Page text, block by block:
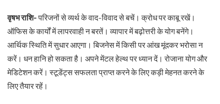
वृषभ राशि-परिजनों से व्यर्थ के वाद-विवाद से बचें। क्रोध पर काबू रखें।
ऑफिस के कार्यों में लापरवाही न बरतें। व्यापार में बढ़ोत्तरी के योग बनेंगे।
आर्थिक स्थिति में सुधार आएगा। बिजनेस में किसी पर आंख मूंदकर भरोसा न
करें। धन हानि हो सकता है। अपने मेंटल हेल्थ पर ध्यान दें। रोजाना योग और
मेडिटेशन करें। स्टूडेंट्स सफलता प्राप्त करने के लिए कड़ी मेहनत करने के
लिए तैयार रहें।